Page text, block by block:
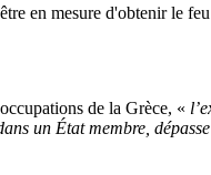
en mesure d'obtenir le
de la Grèce, «
un État membre,